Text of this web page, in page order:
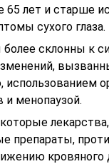
65 лет и старше
сухого глаза.
склонны к
использованием
и менопаузой.
препараты,
кровяного